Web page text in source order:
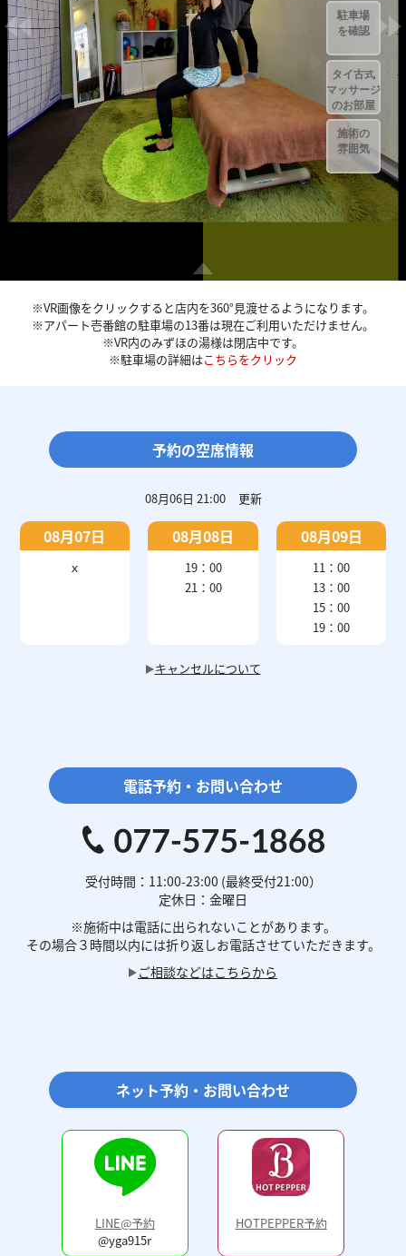
※VR画像をクリックすると店内を360°見渡せるようになります。
※アパート壱番館の駐車場の13番は現在ご利用いただけません。
※VR内のみずほの湯様は閉店中です。
※駐車場の詳細はこちらをクリック
予約の空席情報
08月06日 21:00 更新
08月07日
ｘ
08月08日
19：00
21：00
08月09日
11：00
13：00
15：00
19：00
キャンセルについて
電話予約・お問い合わせ
受付時間：11:00-23:00 (最終受付21:00）
定休日：金曜日
※施術中は電話に出られないことがあります。
その場合３時間以内には折り返しお電話させていただきます。
ご相談などはこちらから
ネット予約・お問い合わせ
LINE@予約
@yga915r
HOTPEPPER予約